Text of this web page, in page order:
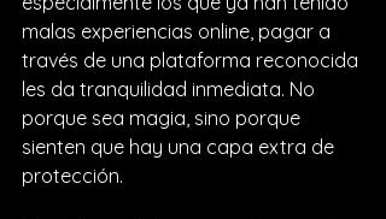
malas experiencias online, pagar a
través de una plataforma reconocida
les da tranquilidad inmediata. No
porque sea magia, sino porque
sienten que hay una capa extra de
protección.